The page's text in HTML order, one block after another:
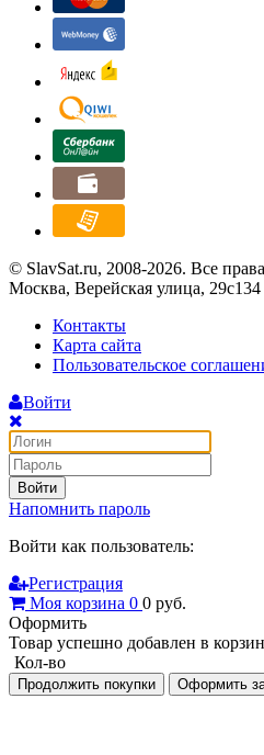
© SlavSat.ru, 2008-2026. Все
Москва, Верейская улица, 29с134
Контакты
Карта сайта
Пользовательское
Войти
Войти
Напомнить пароль
Войти как пользователь:
Регистрация
Моя корзина 0 0 руб.
Оформить
Товар успешно добавлен в
Кол-во
Продолжить покупки Оформить